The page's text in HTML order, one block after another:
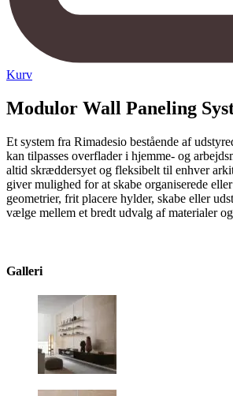
Kurv
Modulor Wall Paneling
Et system fra Rimadesio bestående af
kan tilpasses overflader i hjemme- og
altid skræddersyet og fleksibelt til enhver
giver mulighed for at skabe organiserede
geometrier, frit placere hylder, skabe eller
vælge mellem et bredt udvalg af materialer
Galleri